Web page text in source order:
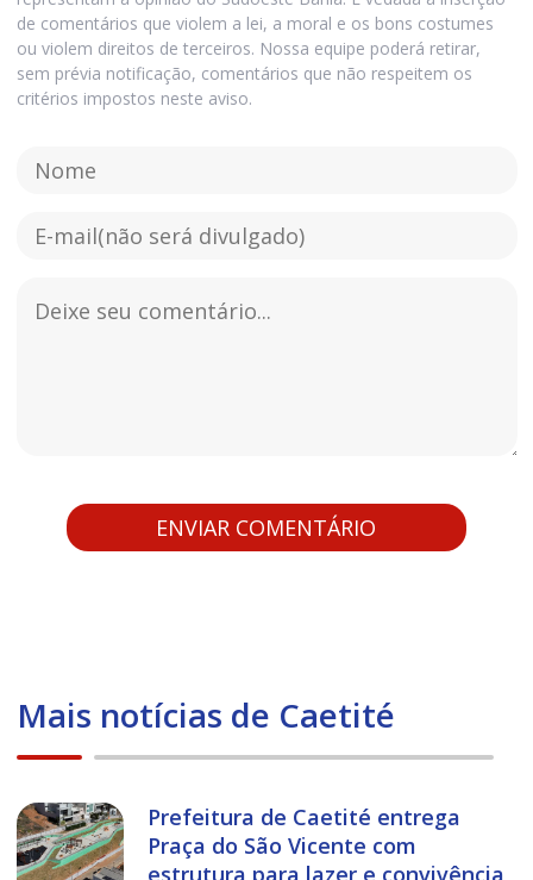
de comentários que violem a lei, a moral e os bons costumes
ou violem direitos de terceiros. Nossa equipe poderá retirar,
sem prévia notificação, comentários que não respeitem os
critérios impostos neste aviso.
Mais notícias de Caetité
Prefeitura de Caetité entrega
Praça do São Vicente com
estrutura para lazer e convivência